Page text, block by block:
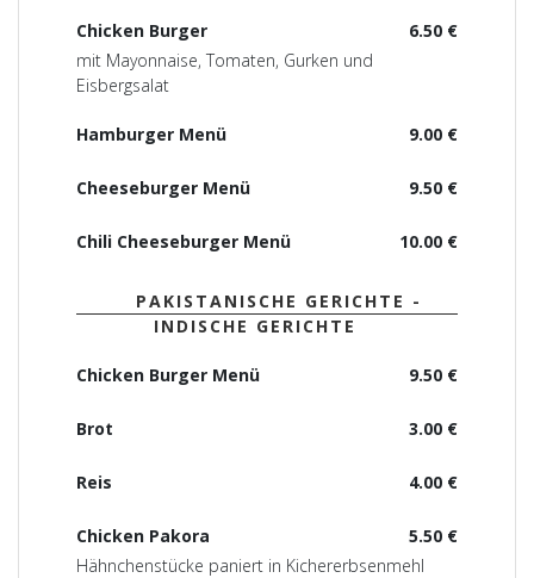
6.50 €
Chicken Burger
mit Mayonnaise, Tomaten, Gurken und
Eisbergsalat
9.00 €
Hamburger Menü
9.50 €
Cheeseburger Menü
10.00 €
Chili Cheeseburger Menü
PAKISTANISCHE GERICHTE -
INDISCHE GERICHTE
9.50 €
Chicken Burger Menü
3.00 €
Brot
4.00 €
Reis
5.50 €
Chicken Pakora
Hähnchenstücke paniert in Kichererbsenmehl